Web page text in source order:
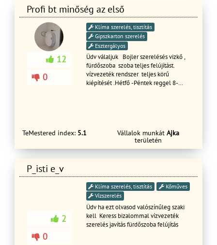
Profi bt minőség az első
12
0
Klíma szerelés, tisztítás
Gipszkarton szerelés
Esztergályos
Üdv válaljuk Bojler szerelésés vizkő ,
fürdőszoba szoba teljes felújítást.
vízvezeték rendszer teljes körű
kiépítését .Hétfő -Péntek reggel 8-
TeMestered index: 5.1 Vállalok munkát Ajka
területén
P_isti e_v
2
0
Klíma szerelés, tisztítás
Kőműves
Vízszerelés
Üdv ha ezt olvasod valószínűleg szaki
kell Keress bizalommal vízvezeték
szerelés javítás fürdőszoba felújítás